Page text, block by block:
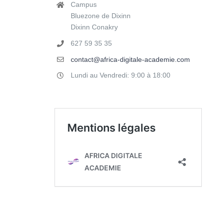
Campus
Bluezone de Dixinn
Dixinn Conakry
627 59 35 35
contact@africa-digitale-academie.com
Lundi au Vendredi: 9:00 à 18:00